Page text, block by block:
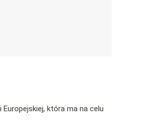
która ma na celu